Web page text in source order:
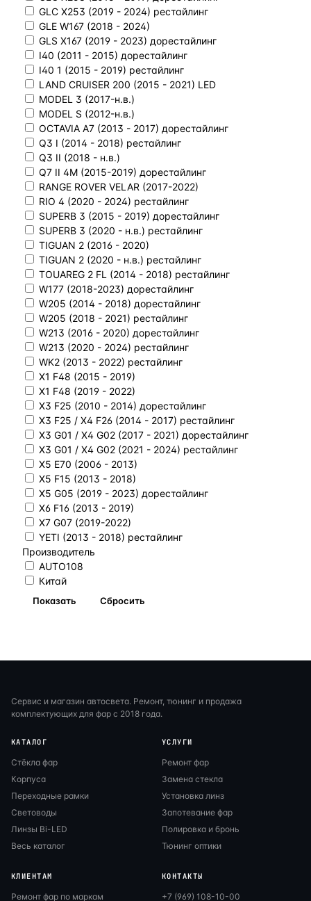
GLC X253 (2019 - 2024) рестайлинг
GLE W167 (2018 - 2024)
GLS X167 (2019 - 2023) дорестайлинг
I40 (2011 - 2015) дорестайлинг
I40 1 (2015 - 2019) рестайлинг
LAND CRUISER 200 (2015 - 2021) LED
MODEL 3 (2017-н.в.)
MODEL S (2012-н.в.)
OCTAVIA A7 (2013 - 2017) дорестайлинг
Q3 I (2014 - 2018) рестайлинг
Q3 II (2018 - н.в.)
Q7 II 4M (2015-2019) дорестайлинг
RANGE ROVER VELAR (2017-2022)
RIO 4 (2020 - 2024) рестайлинг
SUPERB 3 (2015 - 2019) дорестайлинг
SUPERB 3 (2020 - н.в.) рестайлинг
TIGUAN 2 (2016 - 2020)
TIGUAN 2 (2020 - н.в.) рестайлинг
TOUAREG 2 FL (2014 - 2018) рестайлинг
W177 (2018-2023) дорестайлинг
W205 (2014 - 2018) дорестайлинг
W205 (2018 - 2021) рестайлинг
W213 (2016 - 2020) дорестайлинг
W213 (2020 - 2024) рестайлинг
WK2 (2013 - 2022) рестайлинг
X1 F48 (2015 - 2019)
X1 F48 (2019 - 2022)
X3 F25 (2010 - 2014) дорестайлинг
X3 F25 / X4 F26 (2014 - 2017) рестайлинг
X3 G01 / X4 G02 (2017 - 2021) дорестайлинг
X3 G01 / X4 G02 (2021 - 2024) рестайлинг
X5 E70 (2006 - 2013)
X5 F15 (2013 - 2018)
X5 G05 (2019 - 2023) дорестайлинг
X6 F16 (2013 - 2019)
X7 G07 (2019-2022)
YETI (2013 - 2018) рестайлинг
Производитель
AUTO108
Китай
Сервис и магазин автосвета. Ремонт, тюнинг и продажа
комплектующих для фар с 2018 года.
КАТАЛОГ
Стёкла фар
Корпуса
Переходные рамки
Световоды
Линзы Bi-LED
Весь каталог
УСЛУГИ
Ремонт фар
Замена стекла
Установка линз
Запотевание фар
Полировка и бронь
Тюнинг оптики
КЛИЕНТАМ
Ремонт фар по маркам
КОНТАКТЫ
+7 (969) 108-10-00